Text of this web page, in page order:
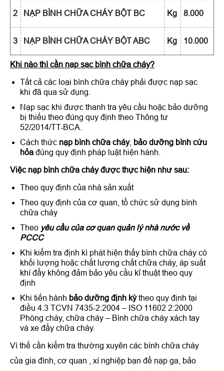
2 NẠP BÌNH CHỮA CHÁY BỘT BC Kg 8.000
3 NẠP BÌNH CHỮA CHÁY BỘT ABC Kg 10.000
Khi nào thì cần nạp sạc bình chữa cháy?
Tất cả các loại bình chữa cháy phải được nạp sạc
khi đã qua sử dụng.
Nạp sạc khi được thanh tra yêu cầu hoặc bảo dưỡng
bị thiếu theo đúng quy định theo Thông tư
52/2014/TT-BCA.
Cách thức nạp bình chữa cháy, bảo dưỡng bình cứu
hỏa đúng quy định pháp luật hiện hành.
Việc nạp bình chữa cháy được thực hiện như sau:
Theo quy định của nhà sản xuất
Theo quy định của cơ quan, tổ chức sử dụng bình
chữa cháy
Theo yêu cầu của cơ quan quản lý nhà nước về
PCCC
Khi kiểm tra định kì phát hiện thấy bình chữa cháy có
khối lượng hoặc chất lượng chất chữa cháy, áp suất
khí đẩy không đảm bảo yêu cầu kĩ thuật theo quy
định
Khi tiến hành bảo dưỡng định kỳtheo quy định tại
điều 4.3 TCVN 7435-2:2004 – ISO 11602 2:2000
Phòng cháy, chữa cháy – Bình chữa cháy xách tay
và xe đẩy chữa cháy.
Vì thế cần kiểm tra thường xuyên các bình chữa cháy
của gia đình, cơ quan , xí nghiệp bạn để nạp ga, bảo